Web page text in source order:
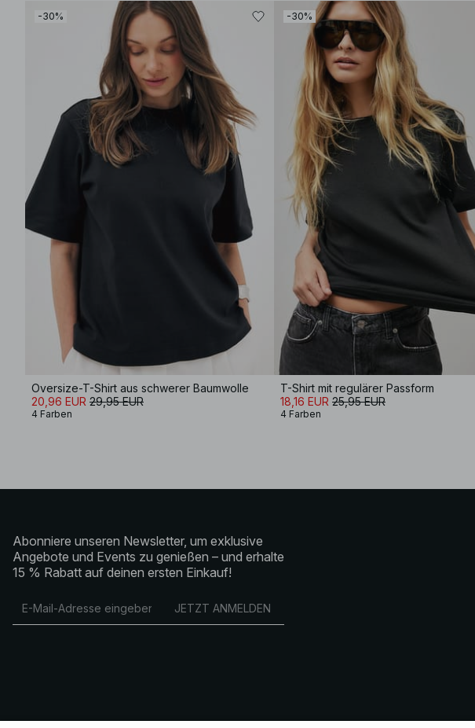
-30%
Oversize-T-Shirt aus schwerer Baumwolle
20,96 EUR 29,95 EUR
4 Farben
-30%
T-Shirt mit regulärer Passform
18,16 EUR 25,95 EUR
4 Farben
Abonniere unseren Newsletter, um exklusive
Angebote und Events zu genießen – und erhalte
15 % Rabatt auf deinen ersten Einkauf!
JETZT ANMELDEN